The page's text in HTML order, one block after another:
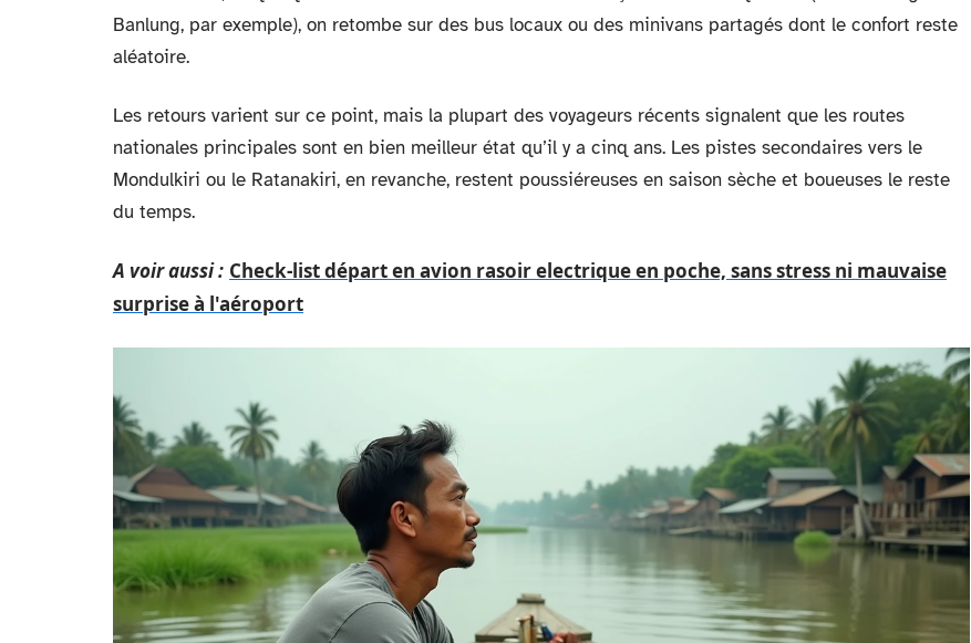
Banlung, par exemple), on retombe sur des bus locaux ou des minivans partagés dont le confort reste
aléatoire.
Les retours varient sur ce point, mais la plupart des voyageurs récents signalent que les routes
nationales principales sont en bien meilleur état qu’il y a cinq ans. Les pistes secondaires vers le
Mondulkiri ou le Ratanakiri, en revanche, restent poussiéreuses en saison sèche et boueuses le reste
du temps.
A voir aussi : Check-list départ en avion rasoir electrique en poche, sans stress ni mauvaise
surprise à l'aéroport